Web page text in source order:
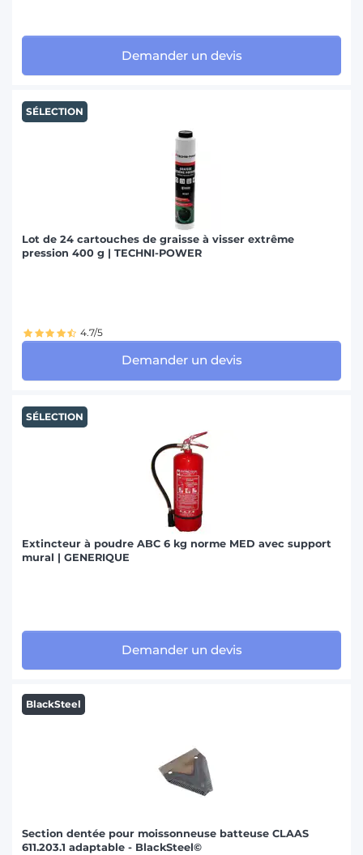
Demander un devis
SÉLECTION
Lot de 24 cartouches de graisse à visser extrême
pression 400 g | TECHNI-POWER
4.7/5
Demander un devis
SÉLECTION
Extincteur à poudre ABC 6 kg norme MED avec support
mural | GENERIQUE
Demander un devis
BlackSteel
Section dentée pour moissonneuse batteuse CLAAS
611.203.1 adaptable - BlackSteel©